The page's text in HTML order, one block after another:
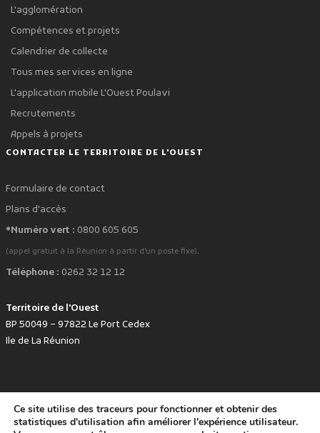
L'agglomération
Compétences et projets
Calendrier de collecte
Tous mes services en ligne
L'application mobile L'Ouest Poulavi
Recrutements
Appels à projets
CONTACTER LE TERRITOIRE DE L'OUEST
Formulaire de contact
Plans d'accès
*Numéro vert : 0800 605 605
(appel gratuit à la Réunion à partir d'un poste fixe).
Téléphone : 0262 32 12 12
Territoire de l'Ouest
BP 50049 – 97822 Le Port Cedex
Ile de La Réunion
Développé avec favoritepar le Territoire de l'Ouest © www.tco.re -2026.
Politique de protection des données personnelles
Mentions légales
Ce site utilise des traceurs pour fonctionner et obtenir des
statistiques d'utilisation afin améliorer l'expérience utilisateur.